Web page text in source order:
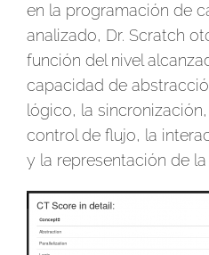
en la programación de
analizado, Dr. Scratch
función del nivel
capacidad de
lógico, la
control de flujo, la
y la representación de